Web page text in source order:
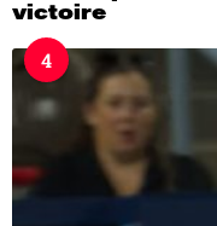
victoire
4